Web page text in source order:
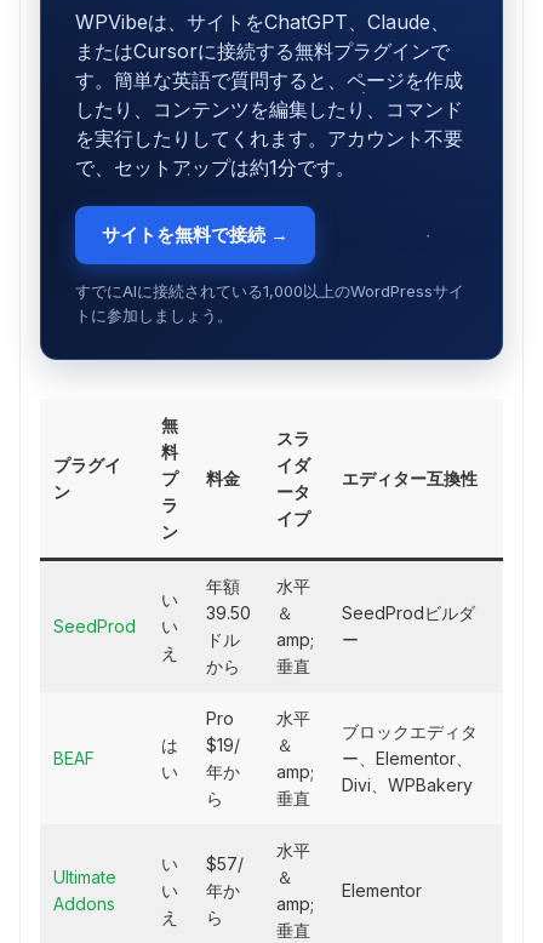
WPVibeは、サイトをChatGPT、Claude、
またはCursorに接続する無料プラグインで
す。簡単な英語で質問すると、ページを作成
したり、コンテンツを編集したり、コマンド
を実行したりしてくれます。アカウント不要
で、セットアップは約1分です。
サイトを無料で接続 →
すでにAIに接続されている1,000以上のWordPressサイ
トに参加しましょう。
プラグイ
ン
無
料
プ
ラ
ン
料金
スラ
イダ
ータ
イプ
エディター互換性
SeedProd
い
い
え
年額
39.50
ドル
から
水平
＆
amp;
垂直
SeedProdビルダ
ー
BEAF
は
い
Pro
$19/
年か
ら
水平
＆
amp;
垂直
ブロックエディタ
ー、Elementor、
Divi、WPBakery
Ultimate
Addons
い
い
え
$57/
年か
ら
水平
＆
amp;
垂直
Elementor